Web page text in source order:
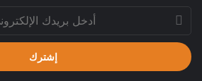
أدخل
بريدك
الإلكتروني